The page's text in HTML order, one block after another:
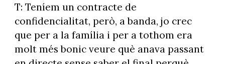
T: Teníem un contracte de
confidencialitat, però, a banda, jo crec
que per a la família i per a tothom era
molt més bonic veure què anava passant